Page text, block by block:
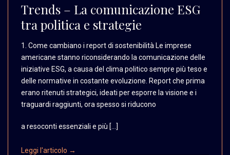
Trends – La comunicazione ESG
tra politica e strategie
1. Come cambiano i reportdi sostenibilità Le imprese
americane stanno riconsiderando la comunicazione delle
iniziative ESG, a causa del clima politico sempre più teso e
delle normative in costante evoluzione. Report che prima
erano ritenuti strategici, ideati per esporre la visione e i
traguardi raggiunti, ora spesso si riducono
a resoconti essenziali e più […]
Leggi l'articolo →